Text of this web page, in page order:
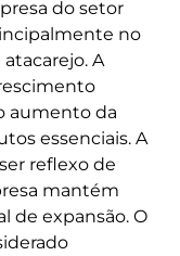
do setor
no
A
aumento da
essenciais. A
reflexo de
mantém
de expansão. O